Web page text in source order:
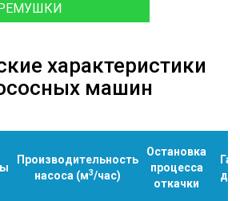
характеристики
машин
Производительность
насоса (м3/час)
Остановка
процесса
откачки